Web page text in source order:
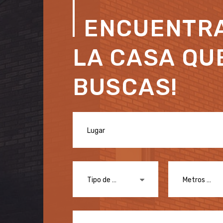
LA CASA
BUSCAS!
Lugar
Tipo de inmueble Metros Útiles